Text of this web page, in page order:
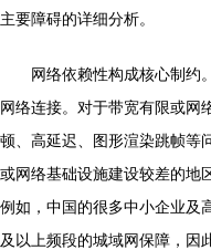
主要障碍的详细分析。
网络依赖性构成核心制约
网络连接。对于带宽有限或网
顿、高延迟、图形渲染跳帧等
或网络基础设施建设较差的地
例如，中国的很多中小企业及
及以上频段的城域网保障，因